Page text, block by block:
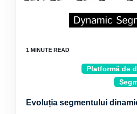
Platformă de
Evoluția segmentului